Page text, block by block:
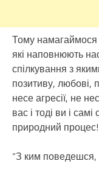
Тому намагаймося
які наповнюють
спілкування з
позитиву, любові,
несе агресії, не
вас і тоді ви і
природний процес!
“З ким поведешся,